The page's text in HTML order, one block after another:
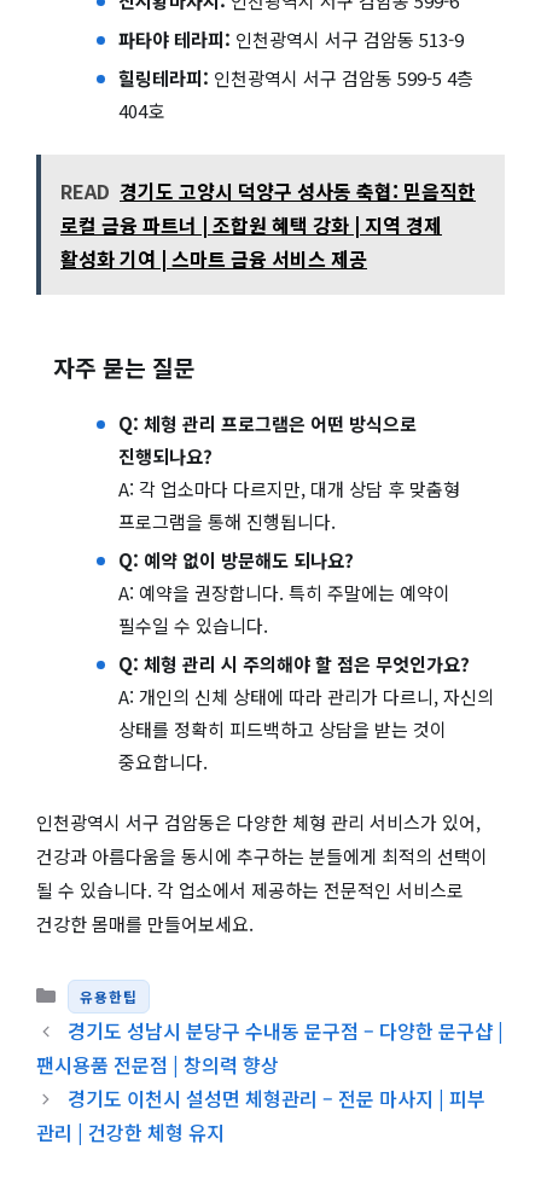
파타야 테라피: 인천광역시 서구 검암동 513-9
힐링테라피: 인천광역시 서구 검암동 599-5 4층
404호
READ 경기도 고양시 덕양구 성사동 축협: 믿음직한
로컬 금융 파트너 | 조합원 혜택 강화 | 지역 경제
활성화 기여 | 스마트 금융 서비스 제공
자주 묻는 질문
Q: 체형 관리 프로그램은 어떤 방식으로
진행되나요?
A: 각 업소마다 다르지만, 대개 상담 후 맞춤형
프로그램을 통해 진행됩니다.
Q: 예약 없이 방문해도 되나요?
A: 예약을 권장합니다. 특히 주말에는 예약이
필수일 수 있습니다.
Q: 체형 관리 시 주의해야 할 점은 무엇인가요?
A: 개인의 신체 상태에 따라 관리가 다르니, 자신의
상태를 정확히 피드백하고 상담을 받는 것이
중요합니다.
인천광역시 서구 검암동은 다양한 체형 관리 서비스가 있어,
건강과 아름다움을 동시에 추구하는 분들에게 최적의 선택이
될 수 있습니다. 각 업소에서 제공하는 전문적인 서비스로
건강한 몸매를 만들어보세요.
카테고리
유용한팁
경기도 성남시 분당구 수내동 문구점 – 다양한 문구샵 |
팬시용품 전문점 | 창의력 향상
경기도 이천시 설성면 체형관리 – 전문 마사지 | 피부
관리 | 건강한 체형 유지